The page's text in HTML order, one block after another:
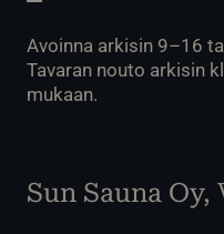
Avoinna arkisin 9–16
Tavaran nouto arkisin
mukaan.
Sun Sauna Oy,